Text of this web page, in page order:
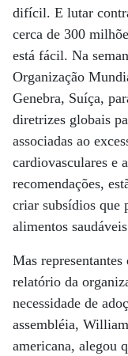
difícil. E lutar
cerca de 300
está fácil. Na
Organização
Genebra, Suíça,
diretrizes globais
associadas ao
cardiovasculares e
recomendações,
criar subsídios que
alimentos
Mas
relatório da
necessidade de
assembléia,
americana, alegou